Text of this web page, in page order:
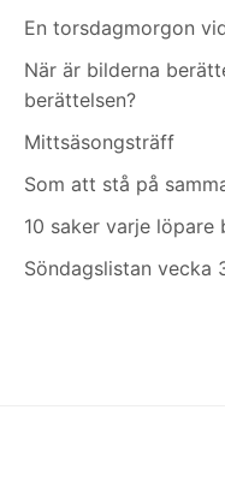
En torsdagmorgon
När är bilderna
berättelsen?
Mittsäsongsträff
Som att stå på
10 saker varje löpare
Söndagslistan vecka